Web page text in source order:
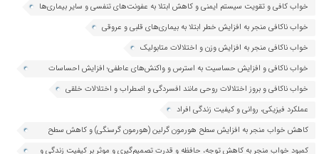
خواب کافی و تقویت سیستم ایمنی و کاهش ابتلا به عفونت‌های تنفسی و سایر بیماری‌ها
خواب ناکافی منجر به افزایش خطر ابتلا به بیماری‌های قلبی و عروقی
خواب ناکافی منجر به افزایش وزن و اختلالات متابولیک
خواب ناکافی و افزایش حساسیت به استرس و واکنش‌های عاطفی؛ افزایش احساسات
منفی و کاهش تحمل افراد در برابر استرس
خواب ناکافی و بروز اختلالات روحی مانند افسردگی و اضطراب و اختلالات خلقی
عملکرد فیزیکی، روانی و کیفیت زندگی افراد
کاهش خواب منجر به افزایش سطح هورمون گرلین (هورمون گرسنگی) و کاهش سطح
لپتین (هورمون سیری)، منجر به پرخوری و افزایش وزن
کمبود خواب منجر به کاهش توجه، حافظه و قدرت تصمیم‌گیری و موثر بر کیفیت زندگی و